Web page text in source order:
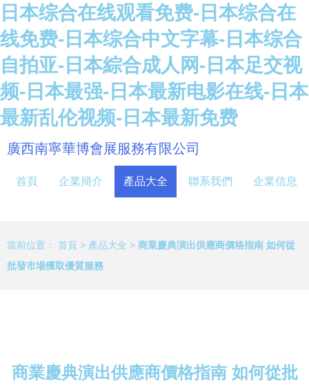
日本综合在线观看免费-日本综合在
线免费-日本综合中文字幕-日本综合
自拍亚-日本綜合成人网-日本足交视
频-日本最强-日本最新电影在线-日本
最新乱伦视频-日本最新免费
廣西南寧華博會展服務有限公司
首頁 企業簡介 產品大全 聯系我們 企業信息
當前位置： 首頁 > 產品大全 > 商業慶典演出供應商價格指南 如何從
批發市場獲取優質服務
商業慶典演出供應商價格指南 如何從批